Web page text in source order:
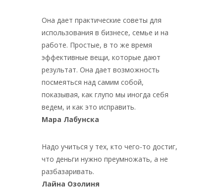
Она дает практические советы для
использования в бизнесе, семье и на
работе. Простые, в то же время
эффективные вещи, которые дают
результат. Она дает возможность
посмеяться над самим собой,
показывая, как глупо мы иногда себя
ведем, и как это исправить.
Мара Лабунска
Надо учиться у тех, кто чего-то достиг,
что деньги нужно преумножать, а не
разбазаривать.
Лайна Озолиня